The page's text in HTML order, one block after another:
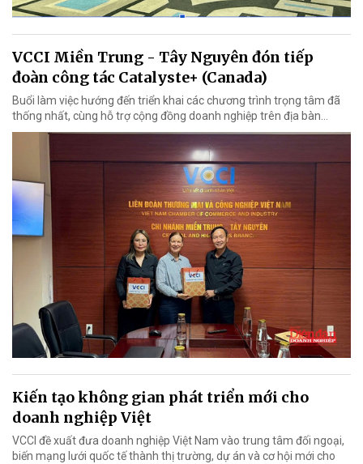
VCCI Miền Trung - Tây Nguyên đón tiếp
đoàn công tác Catalyste+ (Canada)
Buổi làm việc hướng đến triển khai các chương trình trọng tâm đã
thống nhất, cùng hỗ trợ cộng đồng doanh nghiệp trên địa bàn...
Kiến tạo không gian phát triển mới cho
doanh nghiệp Việt
VCCI đề xuất đưa doanh nghiệp Việt Nam vào trung tâm đối ngoại,
biến mạng lưới quốc tế thành thị trường, dự án và cơ hội mới cho